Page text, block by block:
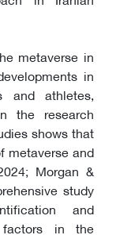
metaverse in
in
athletes,
the research
shows that
metaverse and
Morgan &
study
and
in the